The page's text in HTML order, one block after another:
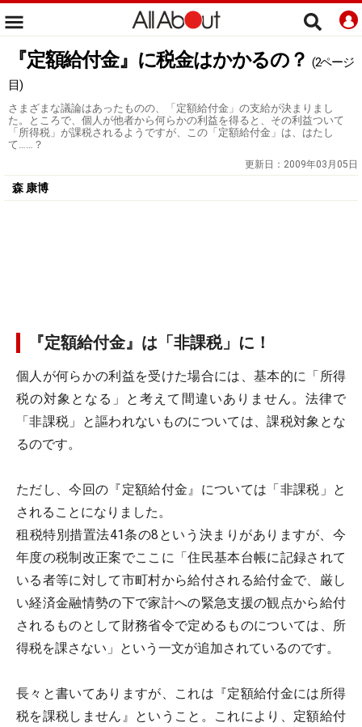
『定額給付金』に税金はかかるの？ (2ページ
目)
さまざまな議論はあったものの、「定額給付金」の支給が決まりまし
た。ところで、個人が他者から何らかの利益を得ると、その利益ついて
「所得税」が課税されるようですが、この「定額給付金」は、はたし
て……？
更新日： 2009年03月05日
森 康博
『定額給付金』は「非課税」に！
個人が何らかの利益を受けた場合には、基本的に「所得
税の対象となる」と考えて間違いありません。法律で
「非課税」と謳われないものについては、課税対象とな
るのです。
ただし、今回の『定額給付金』については「非課税」と
されることになりました。
租税特別措置法41条の8という決まりがありますが、今
年度の税制改正案でここに「住民基本台帳に記録されて
いる者等に対して市町村から給付される給付金で、厳し
い経済金融情勢の下で家計への緊急支援の観点から給付
されるものとして財務省令で定めるものについては、所
得税を課さない」という一文が追加されているのです。
長々と書いてありますが、これは『定額給付金には所得
税を課税しません』ということ。これにより、定額給付